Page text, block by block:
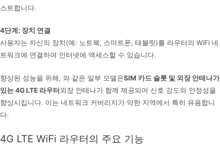
스트합니다.
4단계: 장치 연결
사용자는 자신의 장치(예: 노트북, 스마트폰, 태블릿)를 라우터의 WiFi 네
트워크에 연결하여 인터넷에 액세스할 수 있습니다.
향상된 성능을 위해, 와 같은 일부 모델은SIM 카드 슬롯 및 외장 안테나가
있는 4G LTE 라우터 외장 안테나가 함께 제공되어 신호 강도와 안정성을
향상시킵니다. 이는 네트워크 커버리지가 약한 지역에서 특히 유용합니
다.
4G LTE WiFi 라우터의 주요 기능